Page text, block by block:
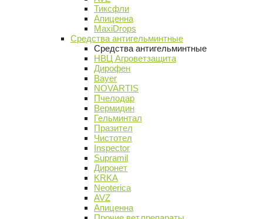
Тиксфли
Апиценна
MaxiDrops
Средства антигельминтные
Средства антигельминтные
НВЦ Агроветзащита
Дирофен
Bayer
NOVARTIS
Пчелодар
Вермидин
Гельминтал
Празител
Чистотел
Inspector
Supramil
Диронет
KRKA
Neoterica
AVZ
Апиценна